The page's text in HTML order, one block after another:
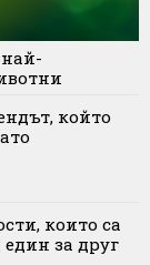
който
които са
за друг